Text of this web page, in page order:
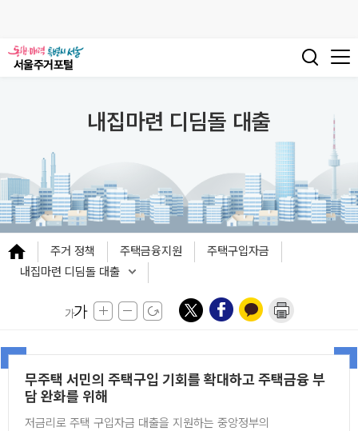
내집마련 디딤돌 대출
주거 정책 주택금융지원
주택구입자금
내집마련 디딤돌 대출
무주택 서민의 주택구입 기회를 확대하고 주택금융 부
담 완화를 위해
저금리로 주택 구입자금 대출을 지원하는 중앙정부의